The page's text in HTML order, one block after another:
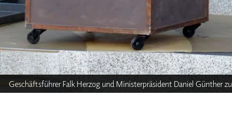
Geschäftsführer Falk Herzog und Ministerpräsident Daniel Günther